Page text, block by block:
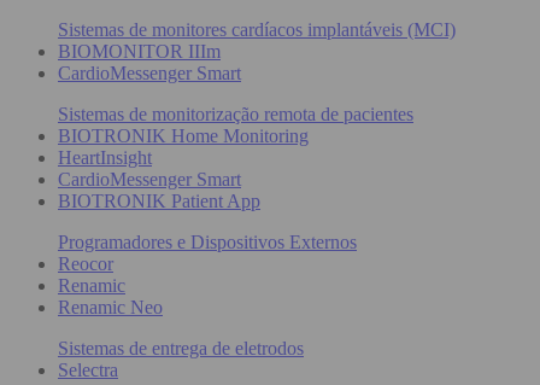
Sistemas de monitores cardíacos implantáveis (MCI)
BIOMONITOR IIIm
CardioMessenger Smart
Sistemas de monitorização remota de pacientes
BIOTRONIK Home Monitoring
HeartInsight
CardioMessenger Smart
BIOTRONIK Patient App
Programadores e Dispositivos Externos
Reocor
Renamic
Renamic Neo
Sistemas de entrega de eletrodos
Selectra